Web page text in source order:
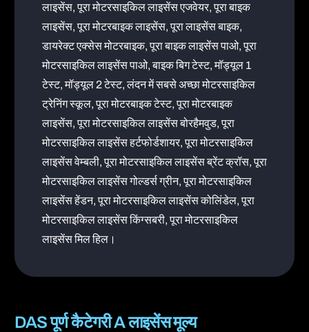
लाइसेंस, पूरा मोटरसाइकिल लाइसेंस एजवेयर, पूरा बाइक
लाइसेंस, पूरा मोटरबाइक लाइसेंस, पूरा लाइसेंस बाइक,
डायरेक्ट एक्सेस मोटरबाइक, पूरा बाइक लाइसेंस पाओ, पूरा
मोटरसाइकिल लाइसेंस पाओ, बाइक बिग टेस्ट, मॉड्यूल 1
टेस्ट, मॉड्यूल 2 टेस्ट, लंदन में सबसे अच्छा मोटरसाइकिल
ट्रेनिंग स्कूल, पूरा मोटरबाइक टेस्ट, पूरा मोटरबाइक
लाइसेंस, पूरा मोटरसाइकिल लाइसेंस बोरहैमवुड, पूरा
मोटरसाइकिल लाइसेंस हर्टफोर्डशायर, पूरा मोटरसाइकिल
लाइसेंस वेम्बली, पूरा मोटरसाइकिल लाइसेंस ब्रेंट क्रॉस, पूरा
मोटरसाइकिल लाइसेंस गोल्डर्स ग्रीन, पूरा मोटरसाइकिल
लाइसेंस हेंडन, पूरा मोटरसाइकिल लाइसेंस कोलिंडेल, पूरा
मोटरसाइकिल लाइसेंस किंग्सबरी, पूरा मोटरसाइकिल
लाइसेंस मिल हिल।
DAS पूर्ण कैटेगरी A लाइसेंस मूल्य